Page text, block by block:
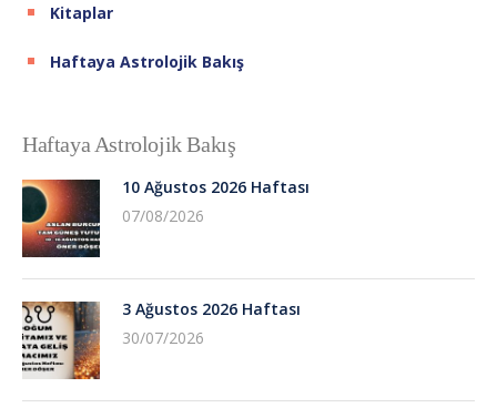
Kitaplar
Haftaya Astrolojik Bakış
Haftaya Astrolojik Bakış
10 Ağustos 2026 Haftası
07/08/2026
3 Ağustos 2026 Haftası
30/07/2026